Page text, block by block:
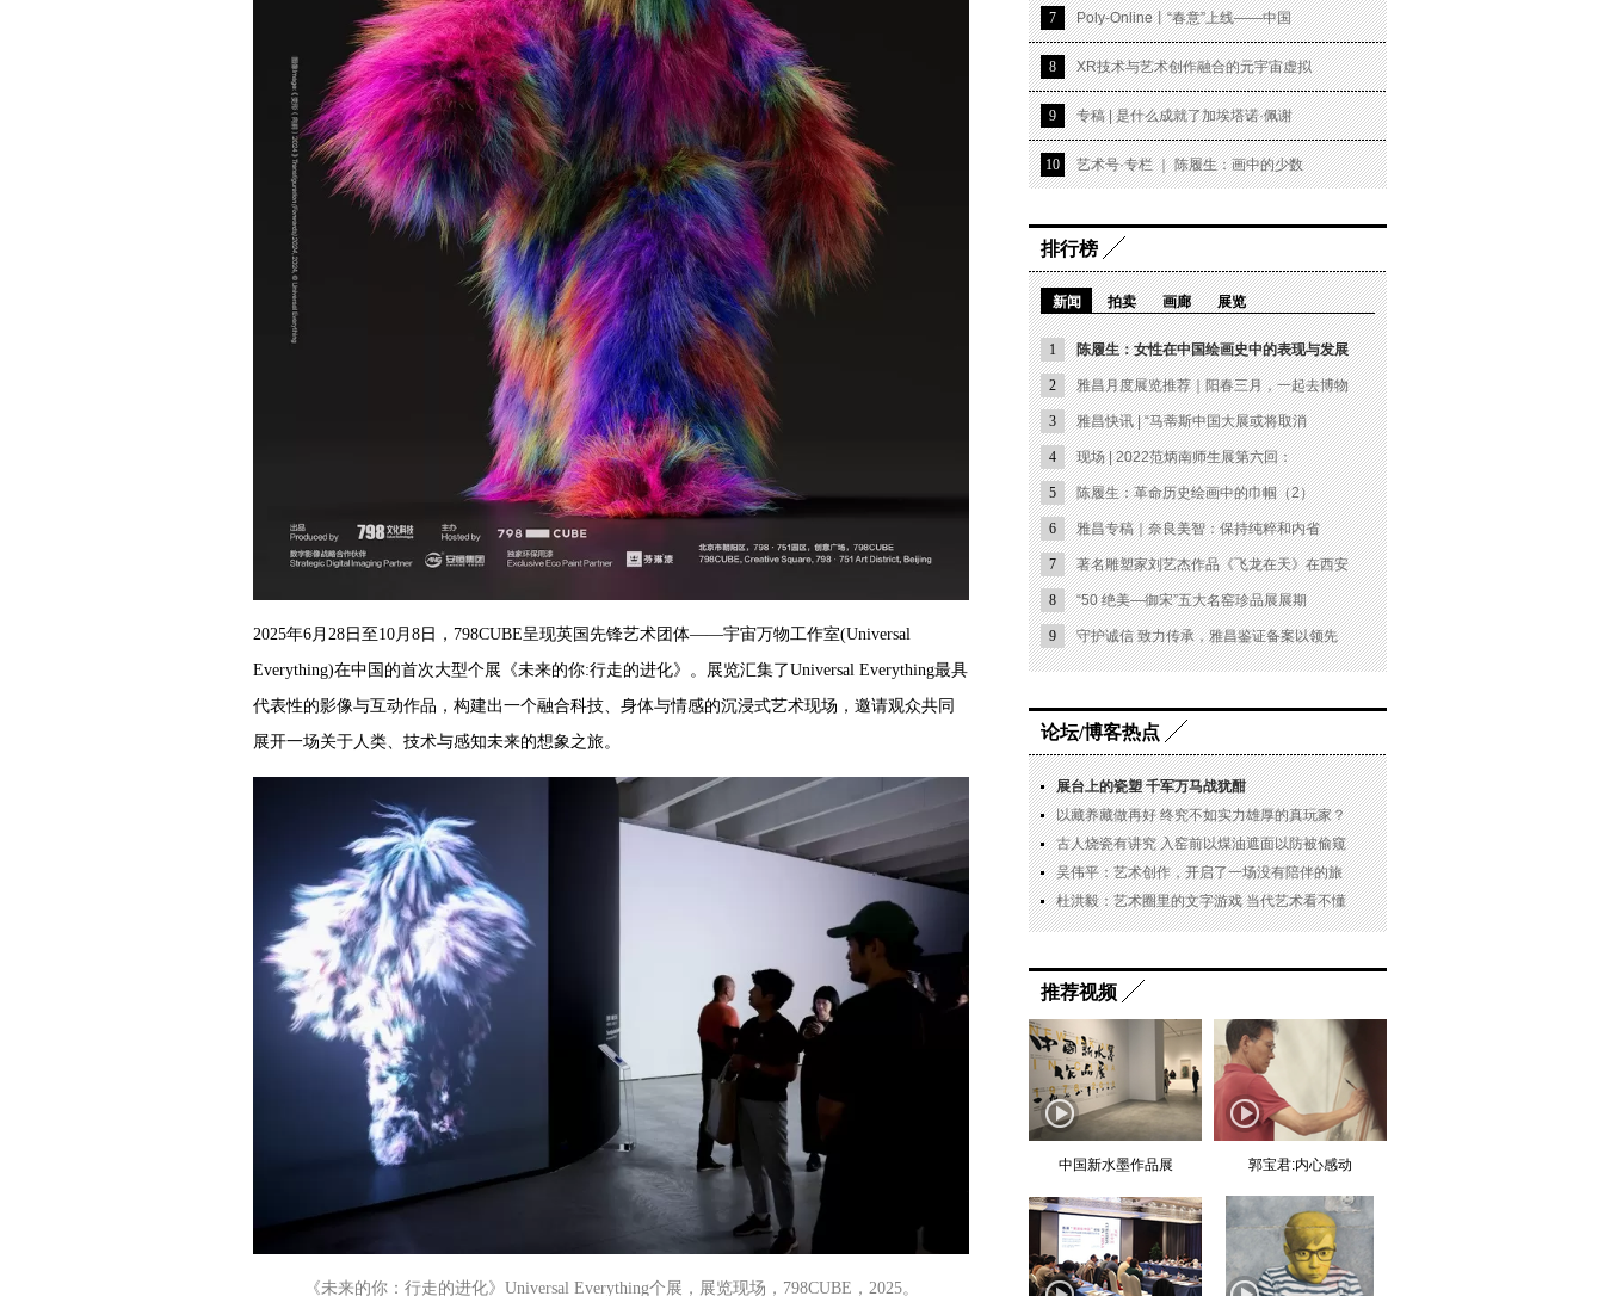
2025年6月28日至10月8日，798CUBE呈现英国先锋艺术团体——宇宙万物工作室(Universal
Everything)在中国的首次大型个展《未来的你:行走的进化》。展览汇集了Universal Everything最具
代表性的影像与互动作品，构建出一个融合科技、身体与情感的沉浸式艺术现场，邀请观众共同
展开一场关于人类、技术与感知未来的想象之旅。
《未来的你：行走的进化》Universal Everything个展，展览现场，798CUBE，2025。
7 Poly-Online丨“春意”上线——中国
8 XR技术与艺术创作融合的元宇宙虚拟
9 专稿 | 是什么成就了加埃塔诺·佩谢
10 艺术号·专栏 ｜ 陈履生：画中的少数
排行榜
新闻 拍卖 画廊 展览
1 陈履生：女性在中国绘画史中的表现与发展
2 雅昌月度展览推荐｜阳春三月，一起去博物
3 雅昌快讯 | “马蒂斯中国大展或将取消
4 现场 | 2022范炳南师生展第六回：
5 陈履生：革命历史绘画中的巾帼（2）
6 雅昌专稿｜奈良美智：保持纯粹和内省
7 著名雕塑家刘艺杰作品《飞龙在天》在西安
8 “50 绝美—御宋”五大名窑珍品展展期
9 守护诚信 致力传承，雅昌鉴证备案以领先
论坛/博客热点
展台上的瓷塑 千军万马战犹酣
以藏养藏做再好 终究不如实力雄厚的真玩家？
古人烧瓷有讲究 入窑前以煤油遮面以防被偷窥
吴伟平：艺术创作，开启了一场没有陪伴的旅
杜洪毅：艺术圈里的文字游戏 当代艺术看不懂
推荐视频
中国新水墨作品展 郭宝君:内心感动